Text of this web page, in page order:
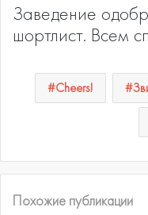
Заведение
шортлист. Всем
Cheers!
Похожие публикации